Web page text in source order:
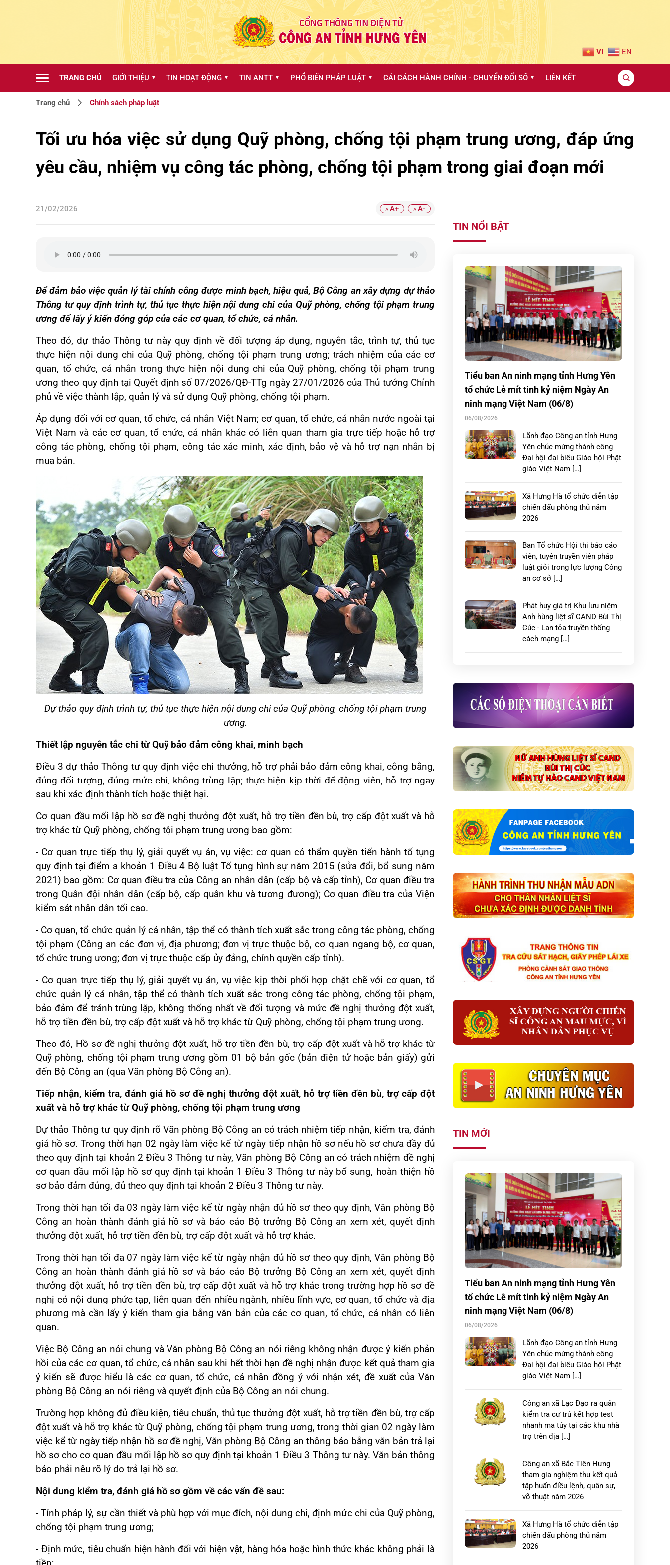
VI EN
TRANG CHỦ GIỚI THIỆU ▼ TIN HOẠT ĐỘNG ▼ TIN ANTT ▼ PHỔ BIẾN PHÁP LUẬT ▼ CẢI CÁCH HÀNH CHÍNH - CHUYỂN ĐỔI SỐ ▼ LIÊN KẾT
Trang chủ Chính sách pháp luật
Tối ưu hóa việc sử dụng Quỹ phòng, chống tội phạm trung ương, đáp ứng
yêu cầu, nhiệm vụ công tác phòng, chống tội phạm trong giai đoạn mới
21/02/2026 A A+ A A-
Để đảm bảo việc quản lý tài chính công được minh bạch, hiệu quả, Bộ Công an xây dựng dự thảo
Thông tư quy định trình tự, thủ tục thực hiện nội dung chi của Quỹ phòng, chống tội phạm trung
ương để lấy ý kiến đóng góp của các cơ quan, tổ chức, cá nhân.
Theo đó, dự thảo Thông tư này quy định về đối tượng áp dụng, nguyên tắc, trình tự, thủ tục
thực hiện nội dung chi của Quỹ phòng, chống tội phạm trung ương; trách nhiệm của các cơ
quan, tổ chức, cá nhân trong thực hiện nội dung chi của Quỹ phòng, chống tội phạm trung
ương theo quy định tại Quyết định số 07/2026/QĐ-TTg ngày 27/01/2026 của Thủ tướng Chính
phủ về việc thành lập, quản lý và sử dụng Quỹ phòng, chống tội phạm.
Áp dụng đối với cơ quan, tổ chức, cá nhân Việt Nam; cơ quan, tổ chức, cá nhân nước ngoài tại
Việt Nam và các cơ quan, tổ chức, cá nhân khác có liên quan tham gia trực tiếp hoặc hỗ trợ
công tác phòng, chống tội phạm, công tác xác minh, xác định, bảo vệ và hỗ trợ nạn nhân bị
mua bán.
Dự thảo quy định trình tự, thủ tục thực hiện nội dung chi của Quỹ phòng, chống tội phạm trung
ương.
Thiết lập nguyên tắc chi từ Quỹ bảo đảm công khai, minh bạch
Điều 3 dự thảo Thông tư quy định việc chi thưởng, hỗ trợ phải bảo đảm công khai, công bằng,
đúng đối tượng, đúng mức chi, không trùng lặp; thực hiện kịp thời để động viên, hỗ trợ ngay
sau khi xác định thành tích hoặc thiệt hại.
Cơ quan đầu mối lập hồ sơ đề nghị thưởng đột xuất, hỗ trợ tiền đền bù, trợ cấp đột xuất và hỗ
trợ khác từ Quỹ phòng, chống tội phạm trung ương bao gồm:
- Cơ quan trực tiếp thụ lý, giải quyết vụ án, vụ việc: cơ quan có thẩm quyền tiến hành tố tụng
quy định tại điểm a khoản 1 Điều 4 Bộ luật Tố tụng hình sự năm 2015 (sửa đổi, bổ sung năm
2021) bao gồm: Cơ quan điều tra của Công an nhân dân (cấp bộ và cấp tỉnh), Cơ quan điều tra
trong Quân đội nhân dân (cấp bộ, cấp quân khu và tương đương); Cơ quan điều tra của Viện
kiểm sát nhân dân tối cao.
- Cơ quan, tổ chức quản lý cá nhân, tập thể có thành tích xuất sắc trong công tác phòng, chống
tội phạm (Công an các đơn vị, địa phương; đơn vị trực thuộc bộ, cơ quan ngang bộ, cơ quan,
tổ chức trung ương; đơn vị trực thuộc cấp ủy đảng, chính quyền cấp tỉnh).
- Cơ quan trực tiếp thụ lý, giải quyết vụ án, vụ việc kịp thời phối hợp chặt chẽ với cơ quan, tổ
chức quản lý cá nhân, tập thể có thành tích xuất sắc trong công tác phòng, chống tội phạm,
bảo đảm để tránh trùng lặp, không thống nhất về đối tượng và mức đề nghị thưởng đột xuất,
hỗ trợ tiền đền bù, trợ cấp đột xuất và hỗ trợ khác từ Quỹ phòng, chống tội phạm trung ương.
Theo đó, Hồ sơ đề nghị thưởng đột xuất, hỗ trợ tiền đền bù, trợ cấp đột xuất và hỗ trợ khác từ
Quỹ phòng, chống tội phạm trung ương gồm 01 bộ bản gốc (bản điện tử hoặc bản giấy) gửi
đến Bộ Công an (qua Văn phòng Bộ Công an).
Tiếp nhận, kiểm tra, đánh giá hồ sơ đề nghị thưởng đột xuất, hỗ trợ tiền đền bù, trợ cấp đột
xuất và hỗ trợ khác từ Quỹ phòng, chống tội phạm trung ương
Dự thảo Thông tư quy định rõ Văn phòng Bộ Công an có trách nhiệm tiếp nhận, kiểm tra, đánh
giá hồ sơ. Trong thời hạn 02 ngày làm việc kể từ ngày tiếp nhận hồ sơ nếu hồ sơ chưa đầy đủ
theo quy định tại khoản 2 Điều 3 Thông tư này, Văn phòng Bộ Công an có trách nhiệm đề nghị
cơ quan đầu mối lập hồ sơ quy định tại khoản 1 Điều 3 Thông tư này bổ sung, hoàn thiện hồ
sơ bảo đảm đúng, đủ theo quy định tại khoản 2 Điều 3 Thông tư này.
Trong thời hạn tối đa 03 ngày làm việc kể từ ngày nhận đủ hồ sơ theo quy định, Văn phòng Bộ
Công an hoàn thành đánh giá hồ sơ và báo cáo Bộ trưởng Bộ Công an xem xét, quyết định
thưởng đột xuất, hỗ trợ tiền đền bù, trợ cấp đột xuất và hỗ trợ khác.
Trong thời hạn tối đa 07 ngày làm việc kể từ ngày nhận đủ hồ sơ theo quy định, Văn phòng Bộ
Công an hoàn thành đánh giá hồ sơ và báo cáo Bộ trưởng Bộ Công an xem xét, quyết định
thưởng đột xuất, hỗ trợ tiền đền bù, trợ cấp đột xuất và hỗ trợ khác trong trường hợp hồ sơ đề
nghị có nội dung phức tạp, liên quan đến nhiều ngành, nhiều lĩnh vực, cơ quan, tổ chức và địa
phương mà cần lấy ý kiến tham gia bằng văn bản của các cơ quan, tổ chức, cá nhân có liên
quan.
Việc Bộ Công an nói chung và Văn phòng Bộ Công an nói riêng không nhận được ý kiến phản
hồi của các cơ quan, tổ chức, cá nhân sau khi hết thời hạn đề nghị nhận được kết quả tham gia
ý kiến sẽ được hiểu là các cơ quan, tổ chức, cá nhân đồng ý với nhận xét, đề xuất của Văn
phòng Bộ Công an nói riêng và quyết định của Bộ Công an nói chung.
Trường hợp không đủ điều kiện, tiêu chuẩn, thủ tục thưởng đột xuất, hỗ trợ tiền đền bù, trợ cấp
đột xuất và hỗ trợ khác từ Quỹ phòng, chống tội phạm trung ương, trong thời gian 02 ngày làm
việc kể từ ngày tiếp nhận hồ sơ đề nghị, Văn phòng Bộ Công an thông báo bằng văn bản trả lại
hồ sơ cho cơ quan đầu mối lập hồ sơ quy định tại khoản 1 Điều 3 Thông tư này. Văn bản thông
báo phải nêu rõ lý do trả lại hồ sơ.
Nội dung kiểm tra, đánh giá hồ sơ gồm về các vấn đề sau:
- Tính pháp lý, sự cần thiết và phù hợp với mục đích, nội dung chi, định mức chi của Quỹ phòng,
chống tội phạm trung ương;
- Định mức, tiêu chuẩn hiện hành đối với hiện vật, hàng hóa hoặc hình thức khác không phải là
TIN NỔI BẬT
Tiểu ban An ninh mạng tỉnh Hưng Yên
tổ chức Lễ mít tinh kỷ niệm Ngày An
ninh mạng Việt Nam (06/8)
06/08/2026
Lãnh đạo Công an tỉnh Hưng
Yên chúc mừng thành công
Đại hội đại biểu Giáo hội Phật
giáo Việt Nam […]
Xã Hưng Hà tổ chức diễn tập
chiến đấu phòng thủ năm
2026
Ban Tổ chức Hội thi báo cáo
viên, tuyên truyền viên pháp
luật giỏi trong lực lượng Công
an cơ sở […]
Phát huy giá trị Khu lưu niệm
Anh hùng liệt sĩ CAND Bùi Thị
Cúc - Lan tỏa truyền thống
cách mạng […]
TIN MỚI
Tiểu ban An ninh mạng tỉnh Hưng Yên
tổ chức Lễ mít tinh kỷ niệm Ngày An
ninh mạng Việt Nam (06/8)
06/08/2026
Lãnh đạo Công an tỉnh Hưng
Yên chúc mừng thành công
Đại hội đại biểu Giáo hội Phật
giáo Việt Nam […]
Công an xã Lạc Đạo ra quân
kiểm tra cư trú kết hợp test
nhanh ma túy tại các khu nhà
trọ trên địa […]
Công an xã Bắc Tiên Hưng
tham gia nghiệm thu kết quả
tập huấn điều lệnh, quân sự,
võ thuật năm 2026
Xã Hưng Hà tổ chức diễn tập
chiến đấu phòng thủ năm
2026